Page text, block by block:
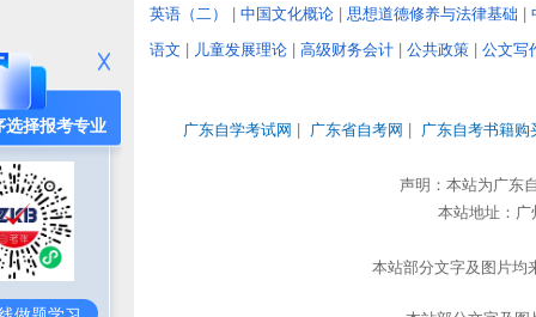
选择报考专业
英语（二） | 中国文化概论 | 思想道德修养与法律基础 |
语文 | 儿童发展理论 | 高级财务会计 | 公共政策 | 公文写
广东自学考试网 | 广东省自考网 | 广东自考书籍购
声明：本站为广东
本站地址：
本站部分文字及图片